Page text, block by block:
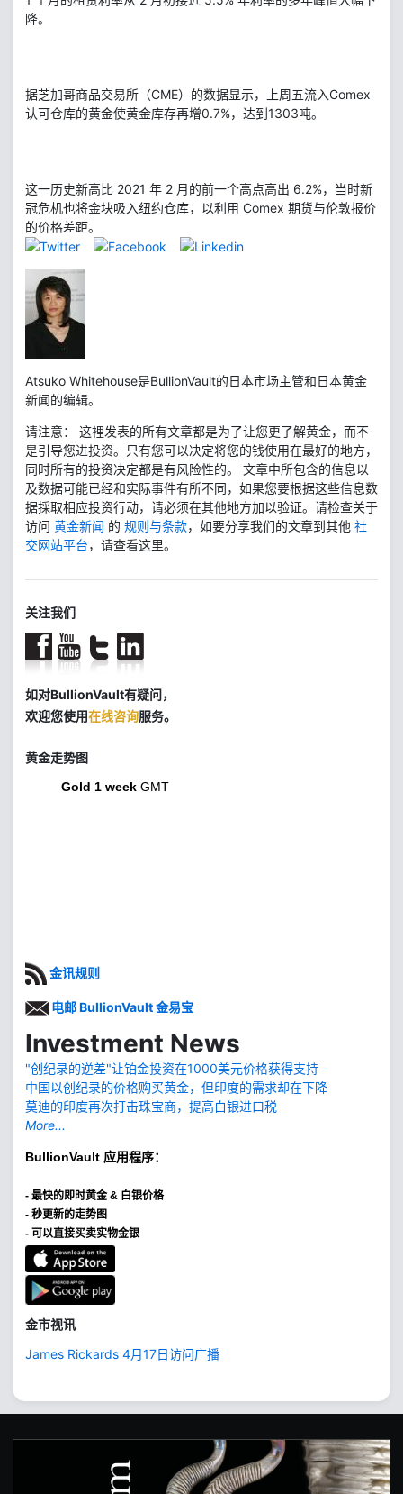
降。
据芝加哥商品交易所（CME）的数据显示，上周五流入Comex
认可仓库的黄金使黄金库存再增0.7%，达到1303吨。
这一历史新高比 2021 年 2 月的前一个高点高出 6.2%，当时新
冠危机也将金块吸入纽约仓库，以利用 Comex 期货与伦敦报价
的价格差距。
Atsuko Whitehouse是BullionVault的日本市场主管和日本黄金
新闻的编辑。
请注意： 这裡发表的所有文章都是为了让您更了解黄金，而不
是引导您进投资。只有您可以决定将您的钱使用在最好的地方，
同时所有的投资决定都是有风险性的。 文章中所包含的信息以
及数据可能已经和实际事件有所不同，如果您要根据这些信息数
据採取相应投资行动，请必须在其他地方加以验证。请检查关于
访问 黄金新闻 的 规则与条款，如要分享我们的文章到其他 社
交网站平台，请查看这里。
关注我们
如对BullionVault有疑问，
欢迎您使用在线咨询服务。
黄金走势图
Gold 1 week GMT
金讯规则
电邮 BullionVault 金易宝
Investment News
"创纪录的逆差"让铂金投资在1000美元价格获得支持
中国以创纪录的价格购买黄金，但印度的需求却在下降
莫迪的印度再次打击珠宝商，提高白银进口税
More...
BullionVault 应用程序：
- 最快的即时黄金 & 白银价格
- 秒更新的走势图
- 可以直接买卖实物金银
金市视讯
James Rickards 4月17日访问广播